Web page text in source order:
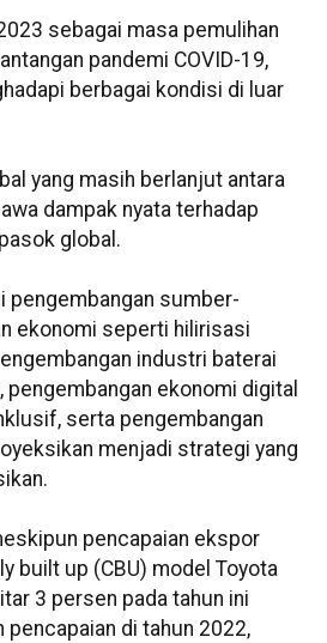
sebagai masa pemulihan
pandemi COVID-19,
berbagai kondisi di luar
yang masih berlanjut antara
dampak nyata terhadap
global.
pengembangan sumber-
ekonomi seperti hilirisasi
industri baterai
pengembangan ekonomi digital
serta pengembangan
menjadi strategi yang
pencapaian ekspor
built up (CBU) model Toyota
3 persen pada tahun ini
pencapaian di tahun 2022,